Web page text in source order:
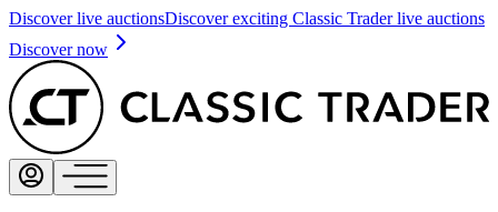
Discover live auctionsDiscover exciting Classic Trader live auctions
Discover now